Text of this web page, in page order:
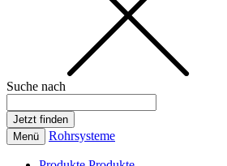
Suche nach
Menü Rohrsysteme